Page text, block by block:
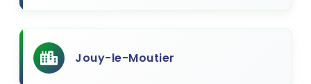
Jouy-le-Moutier